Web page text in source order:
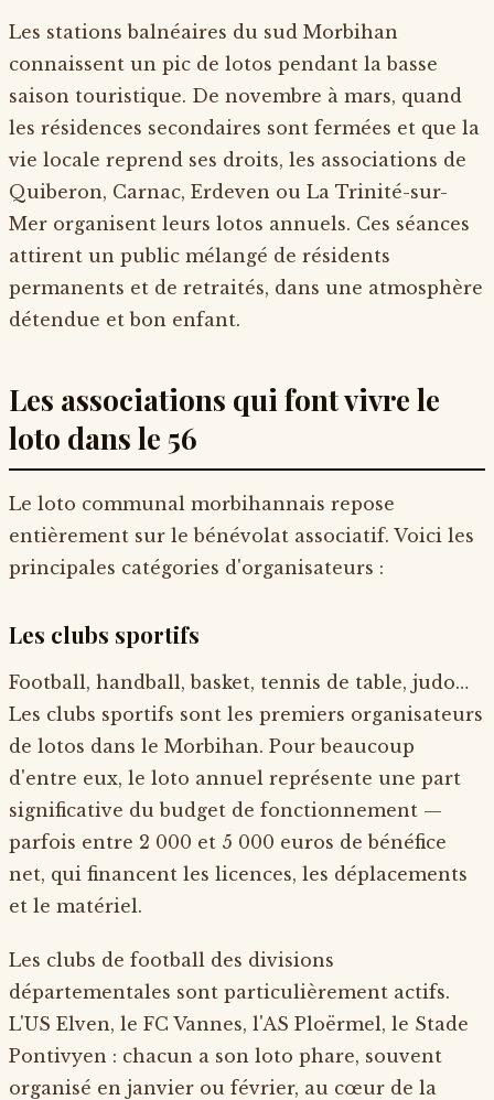
Les stations balnéaires du sud Morbihan
connaissent un pic de lotos pendant la basse
saison touristique. De novembre à mars, quand
les résidences secondaires sont fermées et que la
vie locale reprend ses droits, les associations de
Quiberon, Carnac, Erdeven ou La Trinité-sur-
Mer organisent leurs lotos annuels. Ces séances
attirent un public mélangé de résidents
permanents et de retraités, dans une atmosphère
détendue et bon enfant.
Les associations qui font vivre le
loto dans le 56
Le loto communal morbihannais repose
entièrement sur le bénévolat associatif. Voici les
principales catégories d'organisateurs :
Les clubs sportifs
Football, handball, basket, tennis de table, judo…
Les clubs sportifs sont les premiers organisateurs
de lotos dans le Morbihan. Pour beaucoup
d'entre eux, le loto annuel représente une part
significative du budget de fonctionnement —
parfois entre 2 000 et 5 000 euros de bénéfice
net, qui financent les licences, les déplacements
et le matériel.
Les clubs de football des divisions
départementales sont particulièrement actifs.
L'US Elven, le FC Vannes, l'AS Ploërmel, le Stade
Pontivyen : chacun a son loto phare, souvent
organisé en janvier ou février, au cœur de la